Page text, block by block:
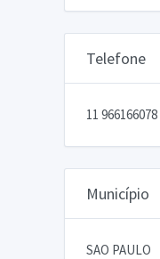
Telefone
11 966166078
Município
SAO PAULO